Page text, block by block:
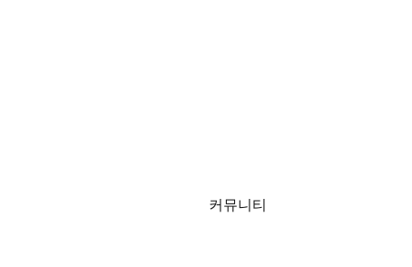
커뮤니티